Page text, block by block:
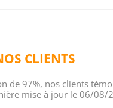
CLIENTS
de 97%, nos clients
mise à jour le 06/08/